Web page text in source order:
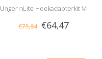
Unger nLite Hoekadapterkit M
€75,84 €64,47